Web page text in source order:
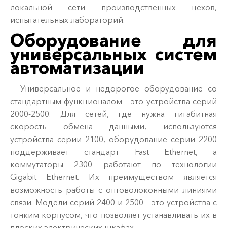
локальной сети производственных цехов,
испытательных лабораторий.
Оборудование для
универсальных систем
автоматизации
Универсальное и недорогое оборудование со
стандартным функционалом – это устройства серий
2000-2500. Для сетей, где нужна гигабитная
скорость обмена данными, используются
устройства серии 2100, оборудование серии 2200
поддерживает стандарт Fast Ethernet, а
коммутаторы 2300 работают по технологии
Gigabit Ethernet. Их преимуществом является
возможность работы с оптоволоконными линиями
связи. Модели серий 2400 и 2500 – это устройства с
тонким корпусом, что позволяет устанавливать их в